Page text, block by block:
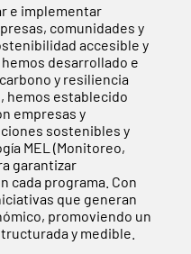
e implementar
comunidades y
accesible y
desarrollado e
y resiliencia
hemos establecido
empresas y
sostenibles y
MEL (Monitoreo,
garantizar
cada programa. Con
que generan
promoviendo un
y medible.